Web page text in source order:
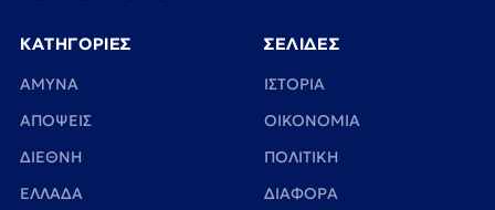
ΚΑΤΗΓΟΡΙΕΣ
ΑΜΥΝΑ
ΑΠΟΨΕΙΣ
ΔΙΕΘΝΗ
ΕΛΛΑΔΑ
ΣΕΛΙΔΕΣ
ΙΣΤΟΡΙΑ
ΟΙΚΟΝΟΜΙΑ
ΠΟΛΙΤΙΚΗ
ΔΙΑΦΟΡΑ